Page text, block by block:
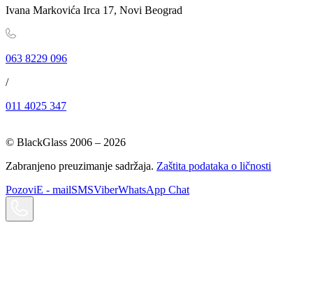
Ivana Markovića Irca 17, Novi Beograd
063 8229 096
/
011 4025 347
© BlackGlass 2006 – 2026
Zabranjeno preuzimanje sadržaja. Zaštita podataka o ličnosti
PozoviE - mailSMSViberWhatsApp Chat